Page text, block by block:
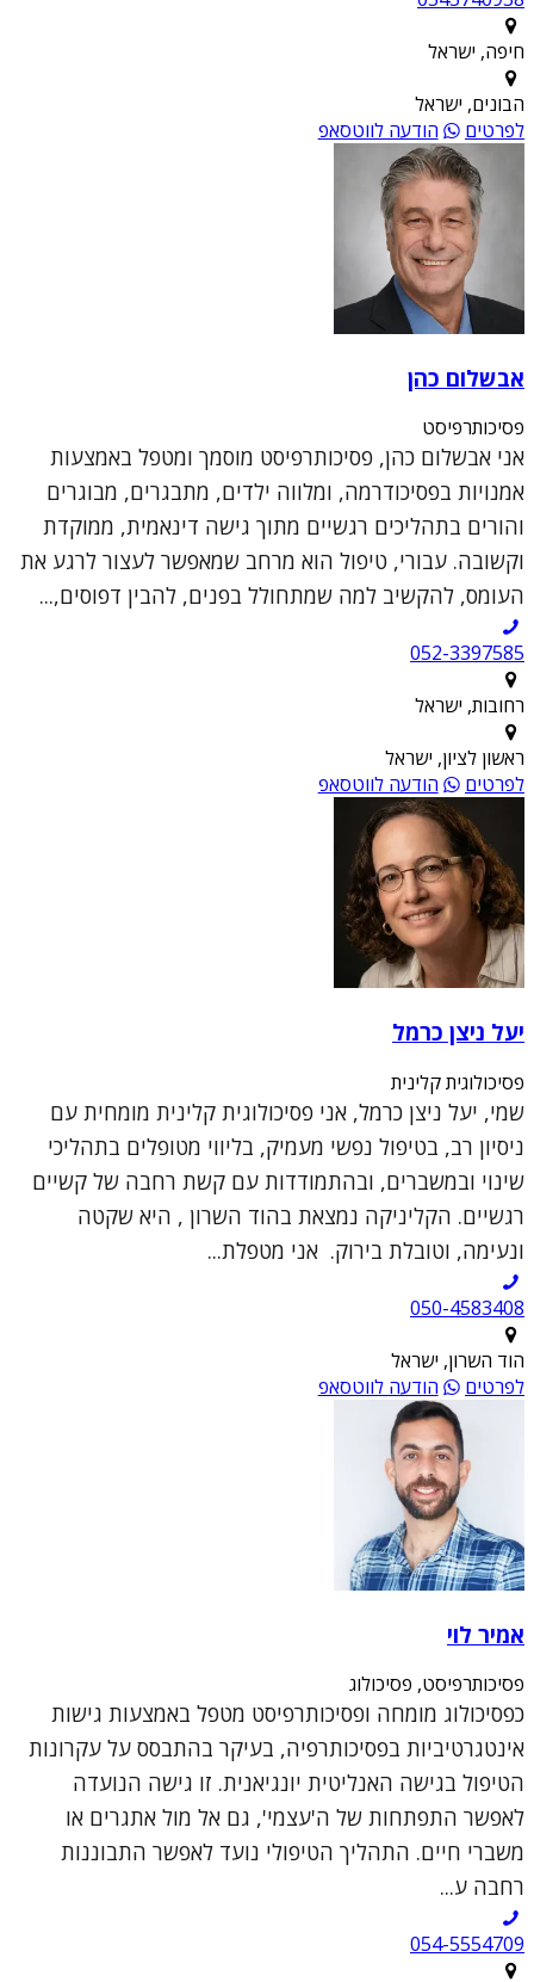
חיפה, ישראל
הבונים, ישראל
לפרטים
הודעה לווטסאפ
אבשלום כהן
פסיכותרפיסט
אני אבשלום כהן, פסיכותרפיסט מוסמך ומטפל באמצעות
אמנויות בפסיכודרמה, ומלווה ילדים, מתבגרים, מבוגרים
והורים בתהליכים רגשיים מתוך גישה דינאמית, ממוקדת
וקשובה. עבורי, טיפול הוא מרחב שמאפשר לעצור לרגע את
העומס, להקשיב למה שמתחולל בפנים, להבין דפוסים,...
052-3397585
רחובות, ישראל
ראשון לציון, ישראל
לפרטים
הודעה לווטסאפ
יעל ניצן כרמל
פסיכולוגית קלינית
שמי, יעל ניצן כרמל, אני פסיכולוגית קלינית מומחית עם
ניסיון רב, בטיפול נפשי מעמיק, בליווי מטופלים בתהליכי
שינוי ובמשברים, ובהתמודדות עם קשת רחבה של קשיים
רגשיים. הקליניקה נמצאת בהוד השרון , היא שקטה
ונעימה, וטובלת בירוק. אני מטפלת...
050-4583408
הוד השרון, ישראל
לפרטים
הודעה לווטסאפ
אמיר לוי
פסיכותרפיסט, פסיכולוג
כפסיכולוג מומחה ופסיכותרפיסט מטפל באמצעות גישות
אינטגרטיביות בפסיכותרפיה, בעיקר בהתבסס על עקרונות
הטיפול בגישה האנליטית יונגיאנית. זו גישה הנועדה
לאפשר התפתחות של ה'עצמי', גם אל מול אתגרים או
משברי חיים. התהליך הטיפולי נועד לאפשר התבוננות
רחבה ע...
054-5554709